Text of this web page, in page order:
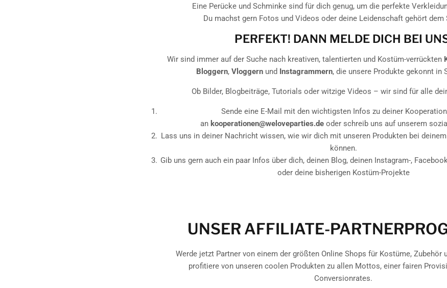
Eine Perücke und Schminke sind für dich genug, um die perfekte
Du machst gern Fotos und Videos oder deine Leidenschaft gehört dem
PERFEKT! DANN MELDE DICH BEI
Wir sind immer auf der Suche nach kreativen, talentierten und Kostüm-verrückten
Bloggern, Vloggern und Instagrammern, die unsere Produkte gekonnt in
Ob Bilder, Blogbeiträge, Tutorials oder witzige Videos – wir sind für alle
Sende eine E-Mail mit den wichtigsten Infos zu deiner
an kooperationen@weloveparties.de oder schreib uns auf unserem
Lass uns in deiner Nachricht wissen, wie wir dich mit unseren Produkten bei
können.
Gib uns gern auch ein paar Infos über dich, deinen Blog, deinen Instagram-,
oder deine bisherigen Kostüm-Projekte
UNSER AFFILIATE-
Werde jetzt Partner von einem der größten Online Shops für Kostüme, Zubehör
profitiere von unseren coolen Produkten zu allen Mottos, einer fairen
Conversionrates.